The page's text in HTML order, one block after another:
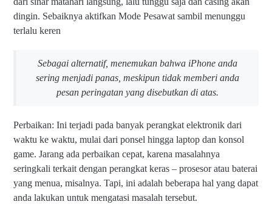
dingin. Sebaiknya aktifkan Mode Pesawat sambil menunggu
terlalu keren
Sebagai alternatif, menemukan bahwa iPhone anda
sering menjadi panas, meskipun tidak memberi anda
pesan peringatan yang disebutkan di atas.
Perbaikan: Ini terjadi pada banyak perangkat elektronik dari
waktu ke waktu, mulai dari ponsel hingga laptop dan konsol
game. Jarang ada perbaikan cepat, karena masalahnya
seringkali terkait dengan perangkat keras – prosesor atau baterai
yang menua, misalnya. Tapi, ini adalah beberapa hal yang dapat
anda lakukan untuk mengatasi masalah tersebut.